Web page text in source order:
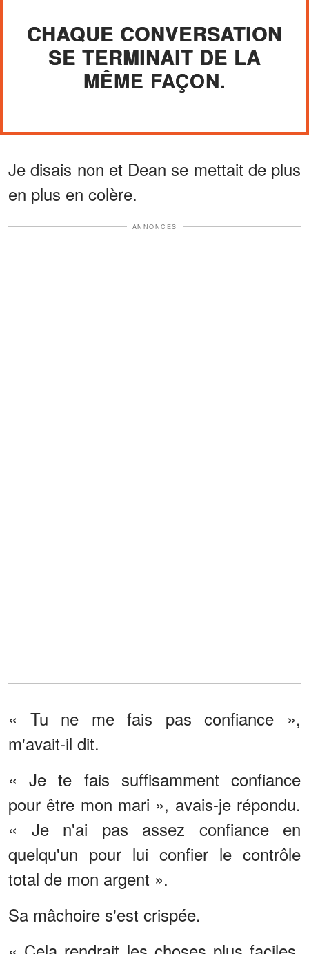
CHAQUE CONVERSATION
SE TERMINAIT DE LA
MÊME FAÇON.
Je disais non et Dean se mettait de plus
en plus en colère.
ANNONCES
« Tu ne me fais pas confiance »,
m'avait-il dit.
« Je te fais suffisamment confiance
pour être mon mari », avais-je répondu.
« Je n'ai pas assez confiance en
quelqu'un pour lui confier le contrôle
total de mon argent ».
Sa mâchoire s'est crispée.